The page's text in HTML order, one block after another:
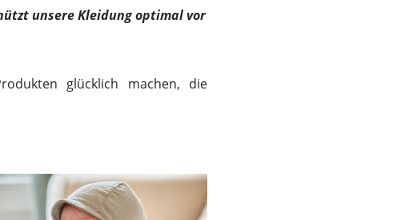
unsere Kleidung optimal vor
glücklich machen, die